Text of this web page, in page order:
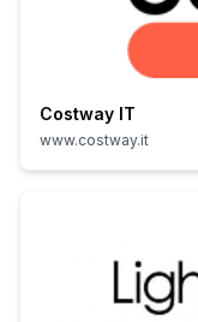
Costway IT
www.costway.it